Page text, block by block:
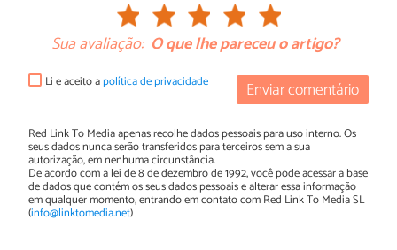
Sua avaliação: O que lhe pareceu o artigo?
Enviar comentário
Li e aceito apolítica de privacidade
Red Link To Media apenas recolhe dados pessoais para uso interno. Os
seus dados nunca serão transferidos para terceiros sem a sua
autorização, em nenhuma circunstância.
De acordo com a lei de 8 de dezembro de 1992, você pode acessar a base
de dados que contém os seus dados pessoais e alterar essa informação
em qualquer momento, entrando em contato com Red Link To Media SL
(info@linktomedia.net)